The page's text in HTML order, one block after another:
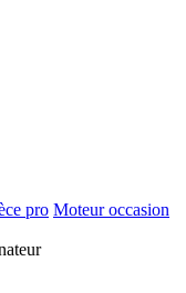
pro Moteur occasion